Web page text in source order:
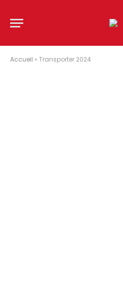
Accueil » Transporter 2024